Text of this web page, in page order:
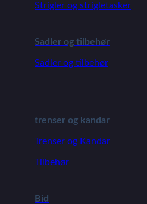
Strigler og strigletasker
Sadler og tilbehør
Sadler og tilbehør
trenser og kandar
Trenser og Kandar
Tilbehør
Bid